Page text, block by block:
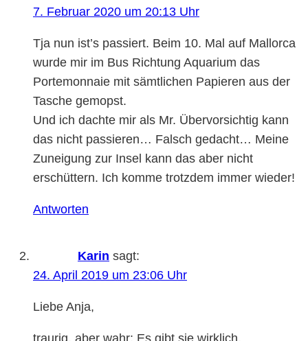
7. Februar 2020 um 20:13 Uhr
Tja nun ist’s passiert. Beim 10. Mal auf Mallorca
wurde mir im Bus Richtung Aquarium das
Portemonnaie mit sämtlichen Papieren aus der
Tasche gemopst.
Und ich dachte mir als Mr. Übervorsichtig kann
das nicht passieren… Falsch gedacht… Meine
Zuneigung zur Insel kann das aber nicht
erschüttern. Ich komme trotzdem immer wieder!
Antworten
Karin sagt:
24. April 2019 um 23:06 Uhr
Liebe Anja,
traurig, aber wahr: Es gibt sie wirklich,